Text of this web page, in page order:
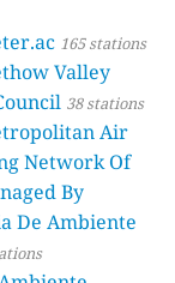
165 stations
Valley
38 stations
Air
Network Of
By
De Ambiente